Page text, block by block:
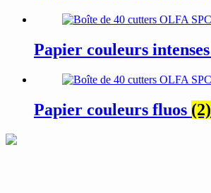
Papier couleurs intenses
Papier couleurs fluos (2)